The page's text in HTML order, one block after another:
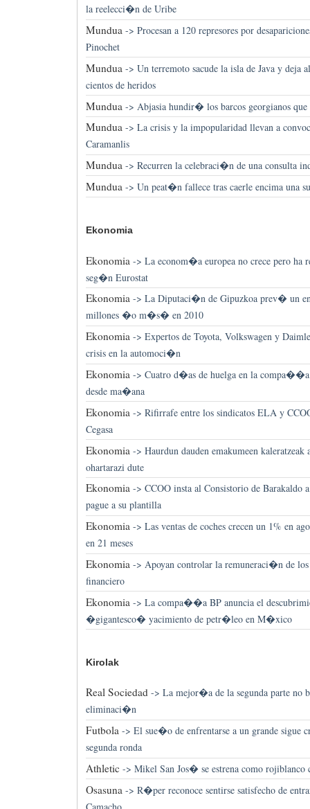
la reelecci�n de Uribe
Mundua-> Procesan a 120 represores por
Pinochet
Mundua -> Un terremoto sacude la isla de Java y deja
cientos de heridos
Mundua -> Abjasia hundir� los barcos georgianos que
Mundua-> La crisis y la impopularidad llevan a
Caramanlis
Mundua-> Recurren la celebraci�n de una consulta
Mundua-> Un peat�n fallece tras caerle encima una
Ekonomia
Ekonomia -> La econom�a europea no crece pero ha
seg�n Eurostat
Ekonomia-> La Diputaci�n de Gipuzkoa prev� un
millones �o m�s� en 2010
Ekonomia-> Expertos de Toyota, Volkswagen y
crisis en la automoci�n
Ekonomia-> Cuatro d�as de huelga en la compa��a
desde ma�ana
Ekonomia -> Rifirrafe entre los sindicatos ELA y
Cegasa
Ekonomia -> Haurdun dauden emakumeen kaleratzeak
ohartarazi dute
Ekonomia-> CCOO insta al Consistorio de Barakaldo
pague a su plantilla
Ekonomia-> Las ventas de coches crecen un 1% en
en 21 meses
Ekonomia-> Apoyan controlar la remuneraci�n de
financiero
Ekonomia -> La compa��a BP anuncia el
�gigantesco� yacimiento de petr�leo en M�xico
Kirolak
Real Sociedad-> La mejor�a de la segunda parte no
eliminaci�n
Futbola-> El sue�o de enfrentarse a un grande sigue
segunda ronda
Athletic -> Mikel San Jos� se estrena como
Osasuna -> R�per reconoce sentirse satisfecho de